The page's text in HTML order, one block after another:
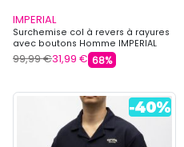
IMPERIAL
Surchemise col à revers à rayures
avec boutons Homme IMPERIAL
99,99 €31,99 € 68%